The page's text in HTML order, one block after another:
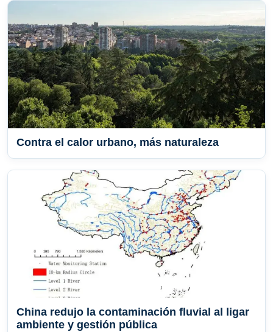
Contra el calor urbano, más naturaleza
China redujo la contaminación fluvial al ligar
ambiente y gestión pública